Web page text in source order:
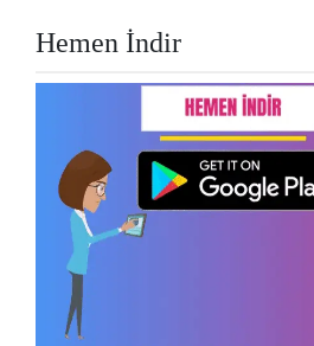
Hemen İndir